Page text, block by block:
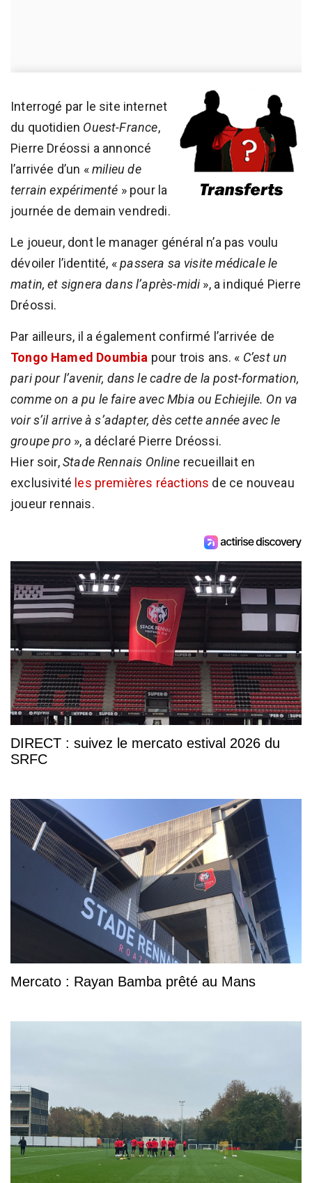
Interrogé par le site internet
du quotidien Ouest-France,
Pierre Dréossi a annoncé
l’arrivée d’un «milieu de
terrain expérimenté » pour la
journée de demain vendredi.
Le joueur, dont le manager général n’a pas voulu
dévoiler l’identité, «passera sa visite médicale le
matin, et signera dans l’après-midi», a indiqué Pierre
Dréossi.
Par ailleurs, il a également confirmé l’arrivée de
Tongo Hamed Doumbia pour trois ans. « C’est un
pari pour l’avenir, dans le cadre de la post-formation,
comme on a pu le faire avec Mbia ou Echiejile. On va
voir s’il arrive à s’adapter, dès cette année avec le
groupe pro», a déclaré Pierre Dréossi.
Hier soir,Stade Rennais Online recueillait en
exclusivité les premières réactions de ce nouveau
joueur rennais.
DIRECT : suivez le mercato estival 2026 du
SRFC
Mercato : Rayan Bamba prêté au Mans